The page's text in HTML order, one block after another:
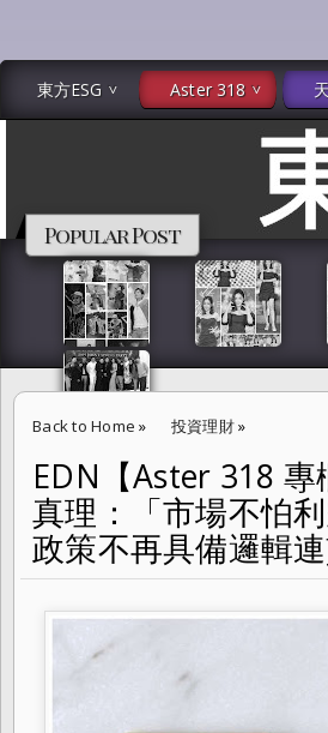
東方ESG Aster 318
Popular Post
Back to Home » 投資理財»
EDN【Aster 318 專欄】 美國川普關稅
（Uncertainty）」。當政策不再具備邏
EDN【Aster 318
真理：「市場不怕
政策不再具備邏輯